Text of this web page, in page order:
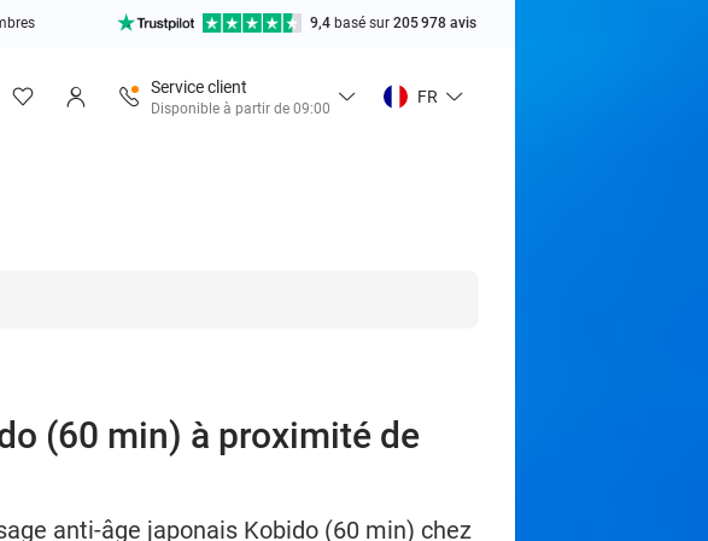
9,4 basé sur 205 978 avis
Service client
Disponible à partir de 09:00
FR
(60 min) à proximité de
anti-âge japonais Kobido (60 min) chez